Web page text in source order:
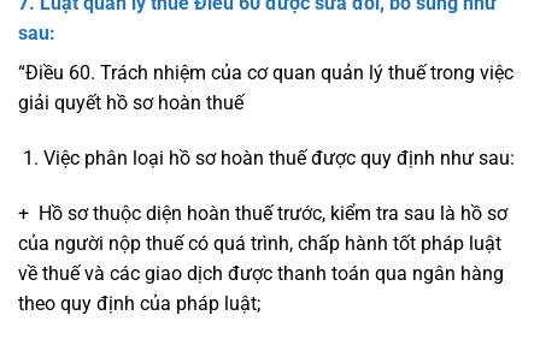
sau:
“Điều 60. Trách nhiệm của cơ quan quản lý thuế trong việc
giải quyết hồ sơ hoàn thuế
Việc phân loại hồ sơ hoàn thuế được quy định như sau:
+ Hồ sơ thuộc diện hoàn thuế trước, kiểm tra sau là hồ sơ
của người nộp thuế có quá trình, chấp hành tốt pháp luật
về thuế và các giao dịch được thanh toán qua ngân hàng
theo quy định của pháp luật;